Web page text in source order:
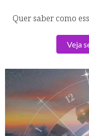
Quer saber como
Veja